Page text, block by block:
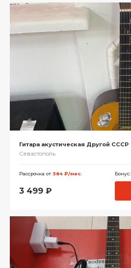
Гитара акустическая Другой СССР
Севастополь
Рассрочка от 384 ₽/мес. Бонус:
3 499 ₽